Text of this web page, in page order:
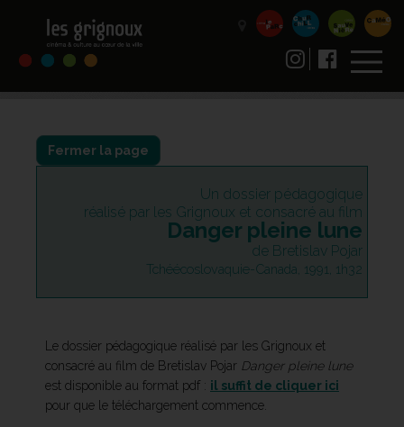
Fermer la page
Un dossier pédagogique
réalisé par les Grignoux et consacré au film
Danger pleine lune
de Bretislav Pojar
Tchéécoslovaquie-Canada, 1991, 1h32
Le dossier pédagogique réalisé par les Grignoux et
consacré au film de Bretislav Pojar Danger pleine lune
est disponible au format pdf : il suffit de cliquer ici
pour que le téléchargement commence.